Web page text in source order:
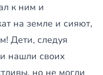
к ним и
на земле и сияют,
Дети, следуя
нашли своих
но не могли